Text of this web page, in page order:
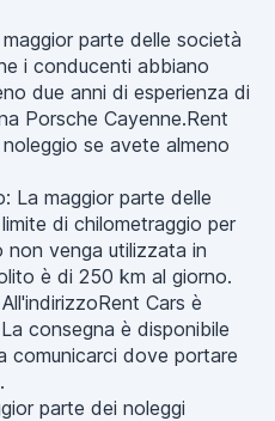
parte delle società
i conducenti abbiano
due anni di esperienza di
Porsche Cayenne.Rent
se avete almeno
La maggior parte delle
di chilometraggio per
non venga utilizzata in
è di 250 km al giorno.
Cars è
consegna è disponibile
comunicarci dove portare
parte dei noleggi